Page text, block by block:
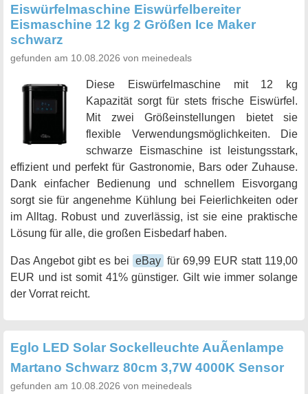
Eiswürfelmaschine Eiswürfelbereiter
Eismaschine 12 kg 2 Größen Ice Maker
schwarz
gefunden am 10.08.2026 von meinedeals
Diese Eiswürfelmaschine mit 12 kg
Kapazität sorgt für stets frische Eiswürfel.
Mit zwei Größeinstellungen bietet sie
flexible Verwendungsmöglichkeiten. Die
schwarze Eismaschine ist leistungsstark,
effizient und perfekt für Gastronomie, Bars oder Zuhause.
Dank einfacher Bedienung und schnellem Eisvorgang
sorgt sie für angenehme Kühlung bei Feierlichkeiten oder
im Alltag. Robust und zuverlässig, ist sie eine praktische
Lösung für alle, die großen Eisbedarf haben.
Das Angebot gibt es bei eBay für 69,99 EUR statt 119,00
EUR und ist somit 41% günstiger. Gilt wie immer solange
der Vorrat reicht.
Eglo LED Solar Sockelleuchte AuÃenlampe
Martano Schwarz 80cm 3,7W 4000K Sensor
gefunden am 10.08.2026 von meinedeals